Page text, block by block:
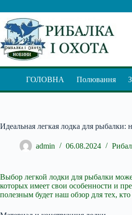
до
вмісту
ГОЛОВНА Полювання
Идеальная легкая лодка для рыбалки:
admin 06.08.2024
Выбор легкой лодки для рыбалки
которых имеет свои особенности и
полезным будет наш обзор для тех,